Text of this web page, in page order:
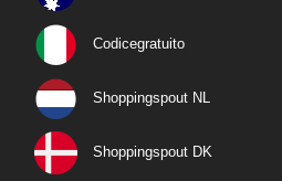
Codicegratuito
Shoppingspout NL
Shoppingspout DK